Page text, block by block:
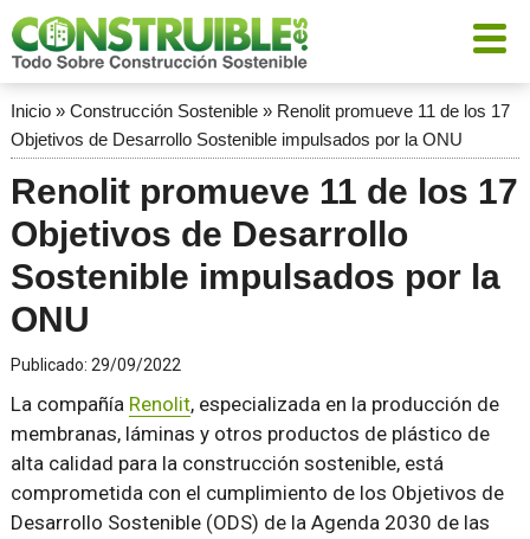
Inicio» Construcción Sostenible» Renolit promueve 11 de los 17
Objetivos de Desarrollo Sostenible impulsados por la ONU
Renolit promueve 11 de los 17
Objetivos de Desarrollo
Sostenible impulsados por la
ONU
Publicado: 29/09/2022
La compañía Renolit, especializada en la producción de
membranas, láminas y otros productos de plástico de
alta calidad para la construcción sostenible, está
comprometida con el cumplimiento de los Objetivos de
Desarrollo Sostenible (ODS) de la Agenda 2030 de las